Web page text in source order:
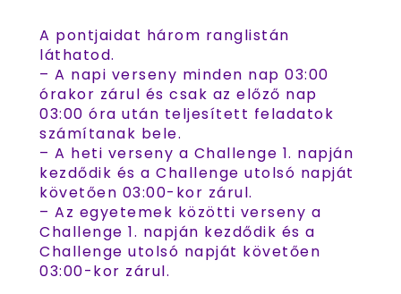
A pontjaidat három ranglistán
láthatod.
– A napi verseny minden nap 03:00
órakor zárul és csak az előző nap
03:00 óra után teljesített feladatok
számítanak bele.
– A heti verseny a Challenge 1. napján
kezdődik és a Challenge utolsó napját
követően 03:00-kor zárul.
– Az egyetemek közötti verseny a
Challenge 1. napján kezdődik és a
Challenge utolsó napját követően
03:00-kor zárul.